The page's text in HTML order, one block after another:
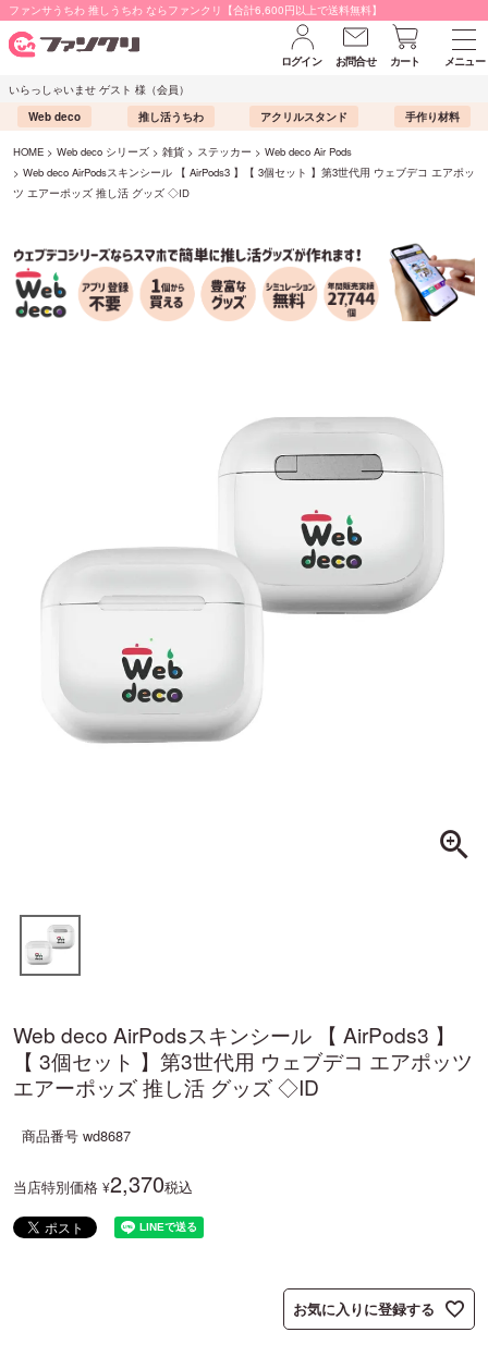
ファンサうちわ 推しうちわ ならファンクリ【合計6,600円以上で送料無料】
ログイン お問合せ カート
メニュー
いらっしゃいませ ゲスト 様（会員）
Web deco
推し活うちわ アクリルスタンド 手作り材料
HOME Web deco シリーズ 雑貨 ステッカー
Web deco Air Pods
Web deco AirPodsスキンシール 【 AirPods3 】【 3個セット 】第3世代用 ウェブデコ エアポッ
ツ エアーポッズ 推し活 グッズ ◇ID
Web deco AirPodsスキンシール 【 AirPods3 】
【 3個セット 】第3世代用 ウェブデコ エアポッツ
エアーポッズ 推し活 グッズ ◇ID
商品番号 wd8687
当店特別価格 ¥2,370税込
お気に入りに登録する